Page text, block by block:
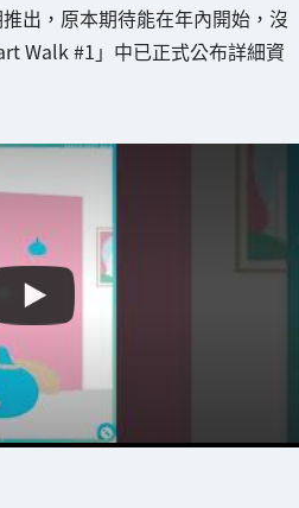
出，原本期待能在年內開始，沒
Walk #1」中已正式公布詳細資